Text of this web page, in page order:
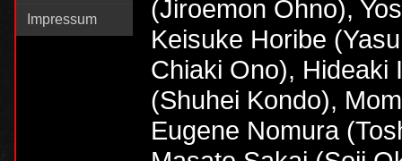
Impressum
(Jiroemon Ohno),
Keisuke Horibe
Chiaki Ono), Hideaki
(Shuhei Kondo),
Eugene Nomura